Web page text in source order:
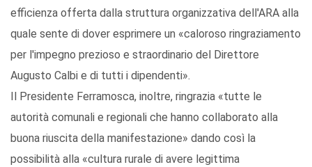
efficienza offerta dalla struttura organizzativa dell'ARA alla
quale sente di dover esprimere un «caloroso ringraziamento
per l'impegno prezioso e straordinario del Direttore
Augusto Calbi e di tutti i dipendenti».
Il Presidente Ferramosca, inoltre, ringrazia «tutte le
autorità comunali e regionali che hanno collaborato alla
buona riuscita della manifestazione» dando così la
possibilità alla «cultura rurale di avere legittima